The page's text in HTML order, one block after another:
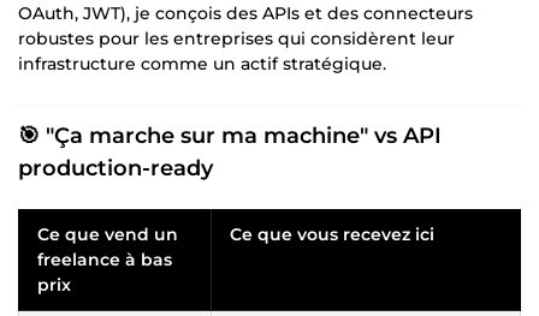
OAuth, JWT), je conçois des APIs et des connecteurs
robustes pour les entreprises qui considèrent leur
infrastructure comme un actif stratégique.
🎯 "Ça marche sur ma machine" vs API
production-ready
Ce que vend un
freelance à bas
prix
Ce que vous recevez ici